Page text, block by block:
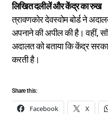
लिखित दलीलें और केंद्र का रुख
त्रावणकोर देवस्वोम बोर्ड ने
अपनाने की अपील की है। वहीं,
अदालत को बताया कि केंद्र
करती है।
Share this:
Facebook X